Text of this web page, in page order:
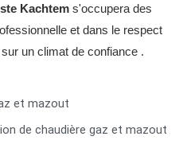
Kachtems'occupera des
et dans le respect
un climat de confiance .
et mazout
de chaudière gaz et mazout